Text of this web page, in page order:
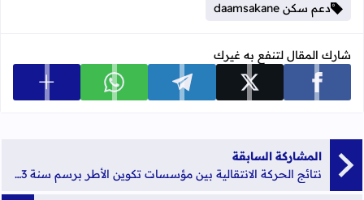
دعم سكن daamsakane
شارك المقال لتنفع به غيرك
شارك على facebook شارك على x شارك على telegram شارك على whatsapp عرض
المشاركة السابقة
نتائج الحركة الانتقالية بين مؤسسات تكوين الأطر برسم سنة 2023